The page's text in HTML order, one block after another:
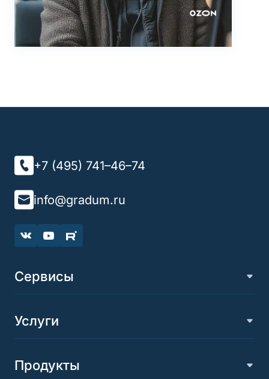
Сервисы
Услуги
Управление техническим обслуживанием и ремонтами
Продукты
+7 (495) 741–46–74
info@gradum.ru